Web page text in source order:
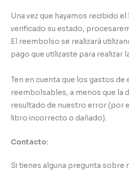
Una vez que hayamos recibido
verificado su estado,
El reembolso se realizará
pago que utilizaste para realizar
Ten en cuenta que los gastos
reembolsables, a menos que la
resultado de nuestro error (por
libro incorrecto o dañado).
Contacto:
Si tienes alguna pregunta sobre